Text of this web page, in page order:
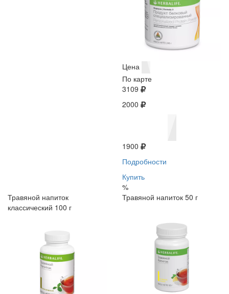
Цена
По карте
3109
2000
1900
Подробности
Купить
%
Травяной напиток
классический 100 г
Травяной напиток 50 г